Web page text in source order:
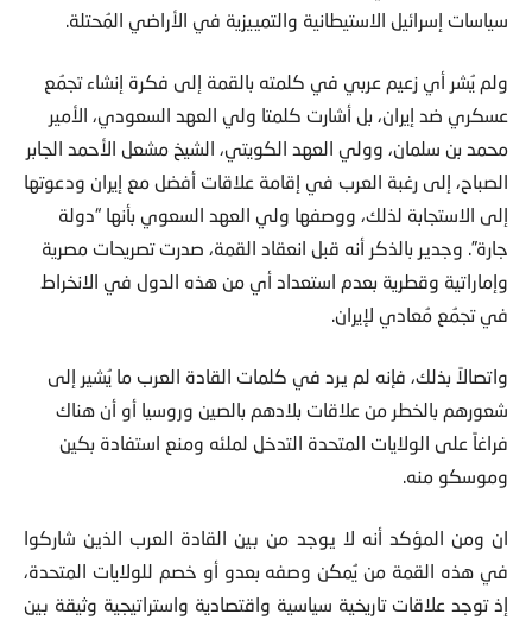
سياسات إسرائيل الاستيطانية والتمييزية في الأراضي المُحتلة.
ولم يُشر أي زعيم عربي في كلمته بالقمة إلى فكرة إنشاء تجمُع
عسكري ضد إيران، بل أشارت كلمتا ولي العهد السعودي، الأمير
محمد بن سلمان، وولي العهد الكويتي، الشيخ مشعل الأحمد الجابر
الصباح، إلى رغبة العرب في إقامة علاقات أفضل مع إيران ودعوتها
إلى الاستجابة لذلك، ووصفها ولي العهد السعوي بأنها “دولة
جارة”. وجدير بالذكر أنه قبل انعقاد القمة، صدرت تصريحات مصرية
وإماراتية وقطرية بعدم استعداد أي من هذه الدول في الانخراط
في تجمُع مُعادي لإيران.
واتصالاً بذلك، فإنه لم يرد في كلمات القادة العرب ما يُشير إلى
شعورهم بالخطر من علاقات بلادهم بالصين وروسيا أو أن هناك
فراغاً على الولايات المتحدة التدخل لملئه ومنع استفادة بكين
وموسكو منه.
ان ومن المؤكد أنه لا يوجد من بين القادة العرب الذين شاركوا
في هذه القمة من يُمكن وصفه بعدو أو خصم للولايات المتحدة،
إذ توجد علاقات تاريخية سياسية واقتصادية واستراتيجية وثيقة بين